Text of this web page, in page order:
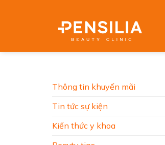
Thông tin khuyến mãi
Tin tức sự kiện
Kiến thức y khoa